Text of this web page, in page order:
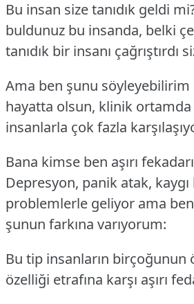
Bu insan size tanıdık geldi
buldunuz bu insanda, belki
tanıdık bir insanı çağrıştırdı
Ama ben şunu
hayatta olsun, klinik
insanlarla çok fazla
Bana kimse ben aşırı
Depresyon, panik atak,
problemlerle geliyor ama
şunun farkına varıyorum:
Bu tip insanların birçoğunun
özelliği etrafına karşı aşırı